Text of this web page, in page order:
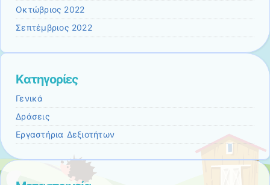
Οκτώβριος 2022
Σεπτέμβριος 2022
Kατηγορίες
Γενικά
Δράσεις
Εργαστήρια Δεξιοτήτων